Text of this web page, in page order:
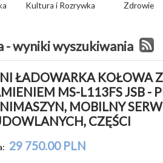
Kultura i Rozrywka Zdrowie
- wyniki wyszukiwania
ŁADOWARKA KOŁOWA
MS-L113FS JSB -
MOBILNY
CZĘŚCI
29 750.00 PLN